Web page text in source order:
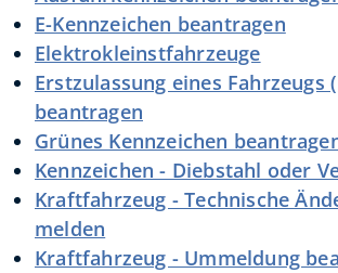
E-Kennzeichen beantragen
Elektrokleinstfahrzeuge
Erstzulassung eines Fahrzeugs
beantragen
Grünes Kennzeichen
Kennzeichen - Diebstahl oder
Kraftfahrzeug - Technische
melden
Kraftfahrzeug - Ummeldung